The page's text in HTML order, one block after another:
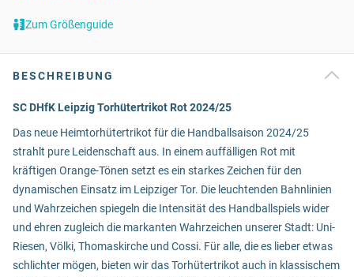
Zum Größenguide
BESCHREIBUNG
SC DHfK Leipzig Torhütertrikot Rot 2024/25
Das neue Heimtorhütertrikot für die Handballsaison 2024/25
strahlt pure Leidenschaft aus. In einem auffälligen Rot mit
kräftigen Orange-Tönen setzt es ein starkes Zeichen für den
dynamischen Einsatz im Leipziger Tor. Die leuchtenden Bahnlinien
und Wahrzeichen spiegeln die Intensität des Handballspiels wider
und ehren zugleich die markanten Wahrzeichen unserer Stadt: Uni-
Riesen, Völki, Thomaskirche und Cossi. Für alle, die es lieber etwas
schlichter mögen, bieten wir das Torhütertrikot auch in klassischem